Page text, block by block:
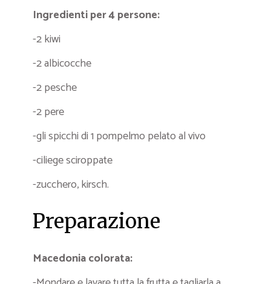
Ingredienti per 4 persone:
-2 kiwi
-2 albicocche
-2 pesche
-2 pere
-gli spicchi di 1 pompelmo pelato al vivo
-ciliege sciroppate
-zucchero, kirsch.
Preparazione
Macedonia colorata: